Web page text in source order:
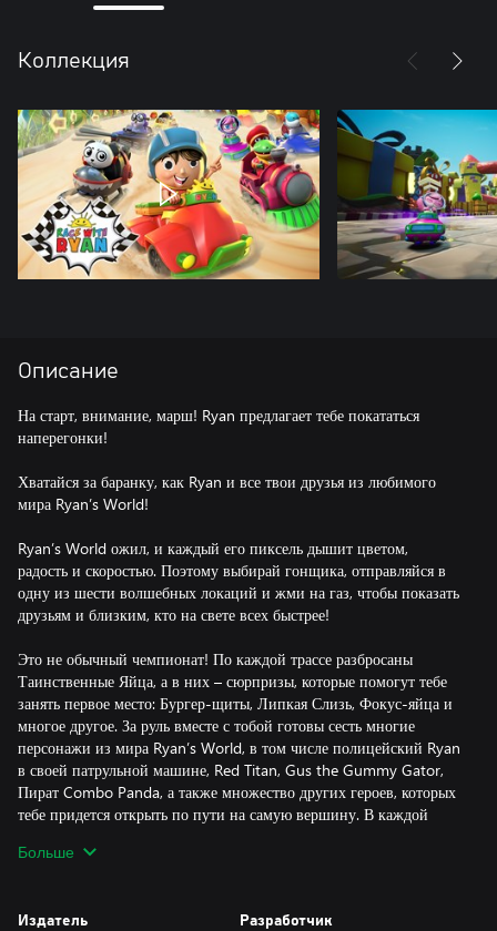
Коллекция
Описание
На старт, внимание, марш! Ryan предлагает тебе покататься
наперегонки!
Хватайся за баранку, как Ryan и все твои друзья из любимого
мира Ryan’s World!
Ryan’s World ожил, и каждый его пиксель дышит цветом,
радость и скоростью. Поэтому выбирай гонщика, отправляйся в
одну из шести волшебных локаций и жми на газ, чтобы показать
друзьям и близким, кто на свете всех быстрее!
Это не обычный чемпионат! По каждой трассе разбросаны
Таинственные Яйца, а в них – сюрпризы, которые помогут тебе
занять первое место: Бургер-щиты, Липкая Слизь, Фокус-яйца и
многое другое. За руль вместе с тобой готовы сесть многие
персонажи из мира Ryan’s World, в том числе полицейский Ryan
в своей патрульной машине, Red Titan, Gus the Gummy Gator,
Пират Combo Panda, а также множество других героев, которых
тебе придется открыть по пути на самую вершину. В каждой
королевства на Острове Сокровищ – тебя ждут куча секретов,
Больше
Издатель Разработчик